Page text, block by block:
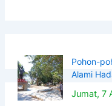
Pohon-
Alami
Jumat, 7